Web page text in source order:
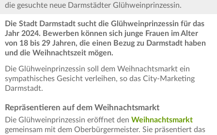
die gesuchte neue Darmstädter Glühweinprinzessin.
Die Stadt Darmstadt sucht die Glühweinprinzessin für das
Jahr 2024. Bewerben können sich junge Frauen im Alter
von 18 bis 29 Jahren, die einen Bezug zu Darmstadt haben
und die Weihnachtszeit mögen.
Die Glühweinprinzessin soll dem Weihnachtsmarkt ein
sympathisches Gesicht verleihen, so das City-Marketing
Darmstadt.
Repräsentieren auf dem Weihnachtsmarkt
Die Glühweinprinzessin eröffnet den Weihnachtsmarkt
gemeinsam mit dem Oberbürgermeister. Sie präsentiert das